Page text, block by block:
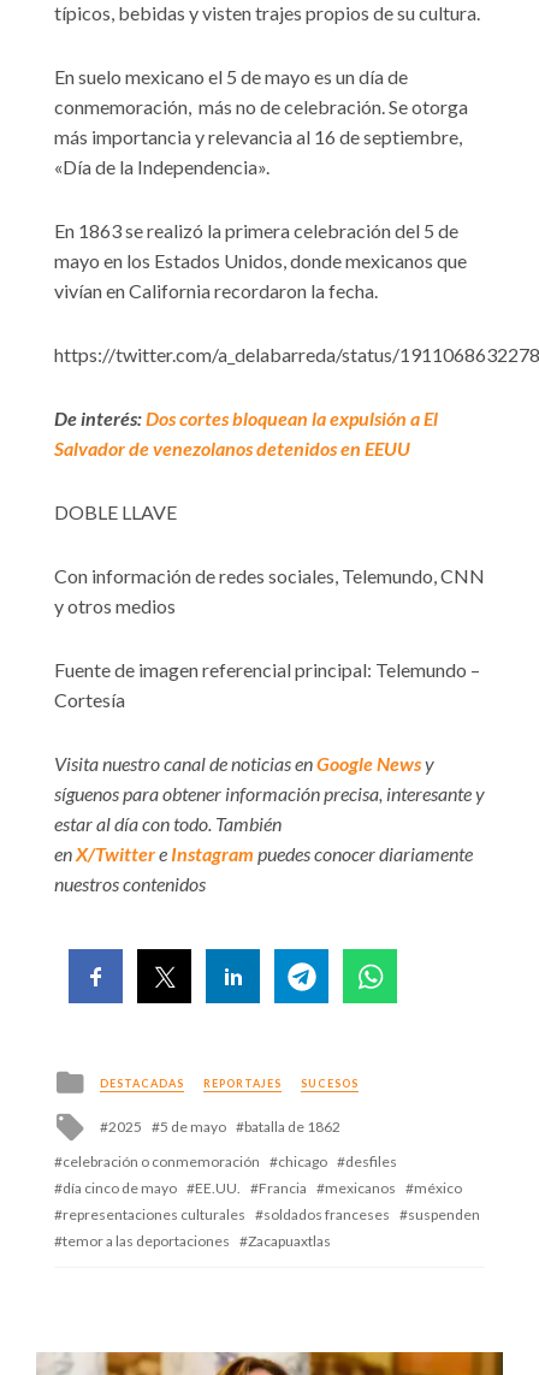
típicos, bebidas y visten trajes propios de su cultura.
En suelo mexicano el 5 de mayo es un día de
conmemoración, más no de celebración. Se otorga
más importancia y relevancia al 16 de septiembre,
«Día de la Independencia».
En 1863 se realizó la primera celebración del 5 de
mayo en los Estados Unidos, donde mexicanos que
vivían en California recordaron la fecha.
https://twitter.com/a_delabarreda/status/
De interés:Dos cortes bloquean la expulsión a El
Salvador de venezolanos detenidos en EEUU
DOBLE LLAVE
Con información de redes sociales, Telemundo, CNN
y otros medios
Fuente de imagen referencial principal: Telemundo –
Cortesía
Visita nuestro canal de noticias enGoogle Newsy
síguenos para obtener información precisa, interesante y
estar al día con todo. También
enX/Twittere Instagram puedes conocer diariamente
nuestros contenidos
Posted
in
DESTACADAS REPORTAJES SUCESOS
Tagged
2025 5 de mayo
batalla de 1862
celebración o conmemoración
chicago
desfiles
día cinco de mayo
EE.UU. Francia mexicanos
méxico
representaciones culturales
soldados franceses
suspenden
temor a las deportaciones
Zacapuaxtlas